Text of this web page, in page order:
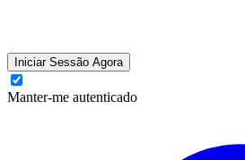
Iniciar Sessão Agora
Manter-me autenticado